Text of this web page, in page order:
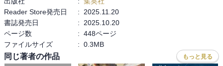
記者の千野今日子、一風変わった犯罪心理学者の篠田准教授、そし
て、新たな容疑者たち、と事件を取り巻く人々の思惑が交錯する。
栃木県警と群馬県警の共同捜査により捜査線上に浮上したのは、10
年前の事件でも疑われた45歳の池田清、解離性同一性障害の引きこ
もり31歳の平塚健太郎、工場で期間工として働く32歳の刈谷文彦の3
Reader Store発売日
:
2025.11.20
書誌発売日
:
2025.10.20
ページ数
: 448ページ
ファイルサイズ
: 0.3MB
同じ著者の作品 もっと見る